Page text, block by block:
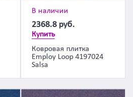
В наличии
2368.8 руб.
Купить
Ковровая плитка
Employ Loop 4197024
Salsa